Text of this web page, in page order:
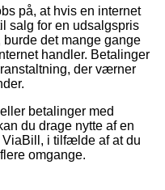
på, at hvis en internet
salg for en udsalgspris
det mange gange
handler. Betalinger
der værner
betalinger med
du drage nytte af en
i tilfælde af at du
omgange.